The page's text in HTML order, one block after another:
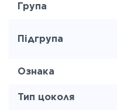
Група
Підгрупа
Ознака
Тип цоколя